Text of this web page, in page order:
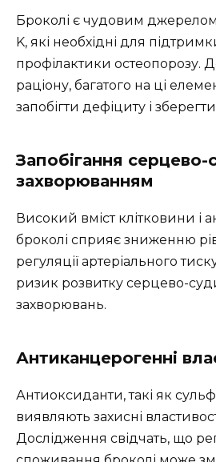
Броколі є чудовим джерелом
K, які необхідні для
профілактики остеопорозу.
раціону, багатого на ці
запобігти дефіциту і
Запобігання
захворюванням
Високий вміст клітковини і
броколі сприяє зниженню
регуляції артеріального
ризик розвитку серцево-
захворювань.
Антиканцерогенні
Антиоксиданти, такі як
виявляють захисні
Дослідження свідчать, що